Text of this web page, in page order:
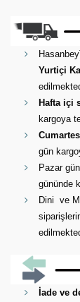
Yurtiçi
Hafta içi
kargoya
gün
Pazar
gününde
Dini ve
İade ve